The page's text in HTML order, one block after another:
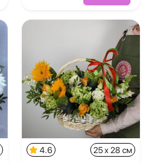
4.6 25 x 28 см